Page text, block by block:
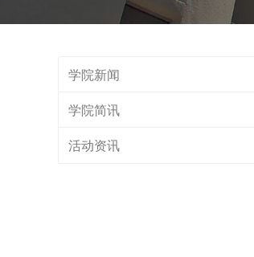
学院新闻
学院简讯
活动资讯